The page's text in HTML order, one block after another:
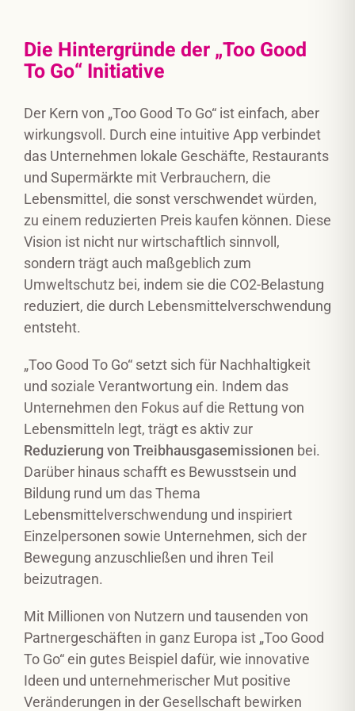
Die Hintergründe der „Too Good
To Go“ Initiative
Der Kern von „Too Good To Go“ ist einfach, aber
wirkungsvoll. Durch eine intuitive App verbindet
das Unternehmen lokale Geschäfte, Restaurants
und Supermärkte mit Verbrauchern, die
Lebensmittel, die sonst verschwendet würden,
zu einem reduzierten Preis kaufen können. Diese
Vision ist nicht nur wirtschaftlich sinnvoll,
sondern trägt auch maßgeblich zum
Umweltschutz bei, indem sie die CO2-Belastung
reduziert, die durch Lebensmittelverschwendung
entsteht.
„Too Good To Go“ setzt sich für Nachhaltigkeit
und soziale Verantwortung ein. Indem das
Unternehmen den Fokus auf die Rettung von
Lebensmitteln legt, trägt es aktiv zur
Reduzierung von Treibhausgasemissionen bei.
Darüber hinaus schafft es Bewusstsein und
Bildung rund um das Thema
Lebensmittelverschwendung und inspiriert
Einzelpersonen sowie Unternehmen, sich der
Bewegung anzuschließen und ihren Teil
beizutragen.
Mit Millionen von Nutzern und tausenden von
Partnergeschäften in ganz Europa ist „Too Good
To Go“ ein gutes Beispiel dafür, wie innovative
Ideen und unternehmerischer Mut positive
Veränderungen in der Gesellschaft bewirken